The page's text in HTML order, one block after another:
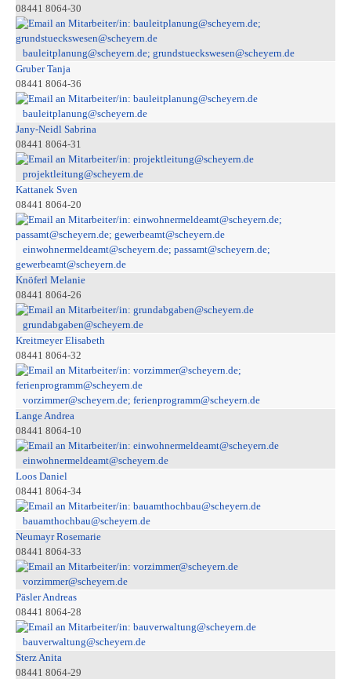
08441 8064-30
bauleitplanung@scheyern.de; grundstueckswesen@scheyern.de
Gruber Tanja
08441 8064-36
bauleitplanung@scheyern.de
Jany-Neidl Sabrina
08441 8064-31
projektleitung@scheyern.de
Kattanek Sven
08441 8064-20
einwohnermeldeamt@scheyern.de; passamt@scheyern.de;
gewerbeamt@scheyern.de
Knöferl Melanie
08441 8064-26
grundabgaben@scheyern.de
Kreitmeyer Elisabeth
08441 8064-32
vorzimmer@scheyern.de; ferienprogramm@scheyern.de
Lange Andrea
08441 8064-10
einwohnermeldeamt@scheyern.de
Loos Daniel
08441 8064-34
bauamthochbau@scheyern.de
Neumayr Rosemarie
08441 8064-33
vorzimmer@scheyern.de
Päsler Andreas
08441 8064-28
bauverwaltung@scheyern.de
Sterz Anita
08441 8064-29